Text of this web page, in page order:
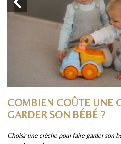
COMBIEN COÛTE UNE
GARDER SON BÉBÉ ?
Choisir une crèche pour faire garder son